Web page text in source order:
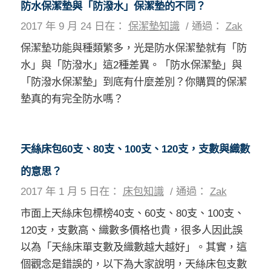
防水保潔墊與「防潑水」保潔墊的不同？
2017 年 9 月 24 日 在： 保潔墊知識 / 通過： Zak
保潔墊功能與種類繁多，光是防水保潔墊就有「防
水」與「防潑水」這2種差異。「防水保潔墊」與
「防潑水保潔墊」到底有什麼差別？你購買的保潔
墊真的有完全防水嗎？
天絲床包60支、80支、100支、120支，支數與織數
的意思？
2017 年 1 月 5 日 在： 床包知識 / 通過： Zak
市面上天絲床包標榜40支、60支、80支、100支、
120支，支數高、織數多價格也貴，很多人因此誤
以為「天絲床單支數及織數越大越好」。其實，這
個觀念是錯誤的，以下為大家說明，天絲床包支數